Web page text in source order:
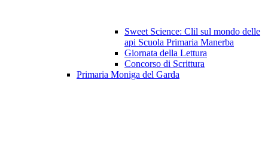
Sweet Science: Clil sul mondo delle
api Scuola Primaria Manerba
Giornata della Lettura
Concorso di Scrittura
Primaria Moniga del Garda